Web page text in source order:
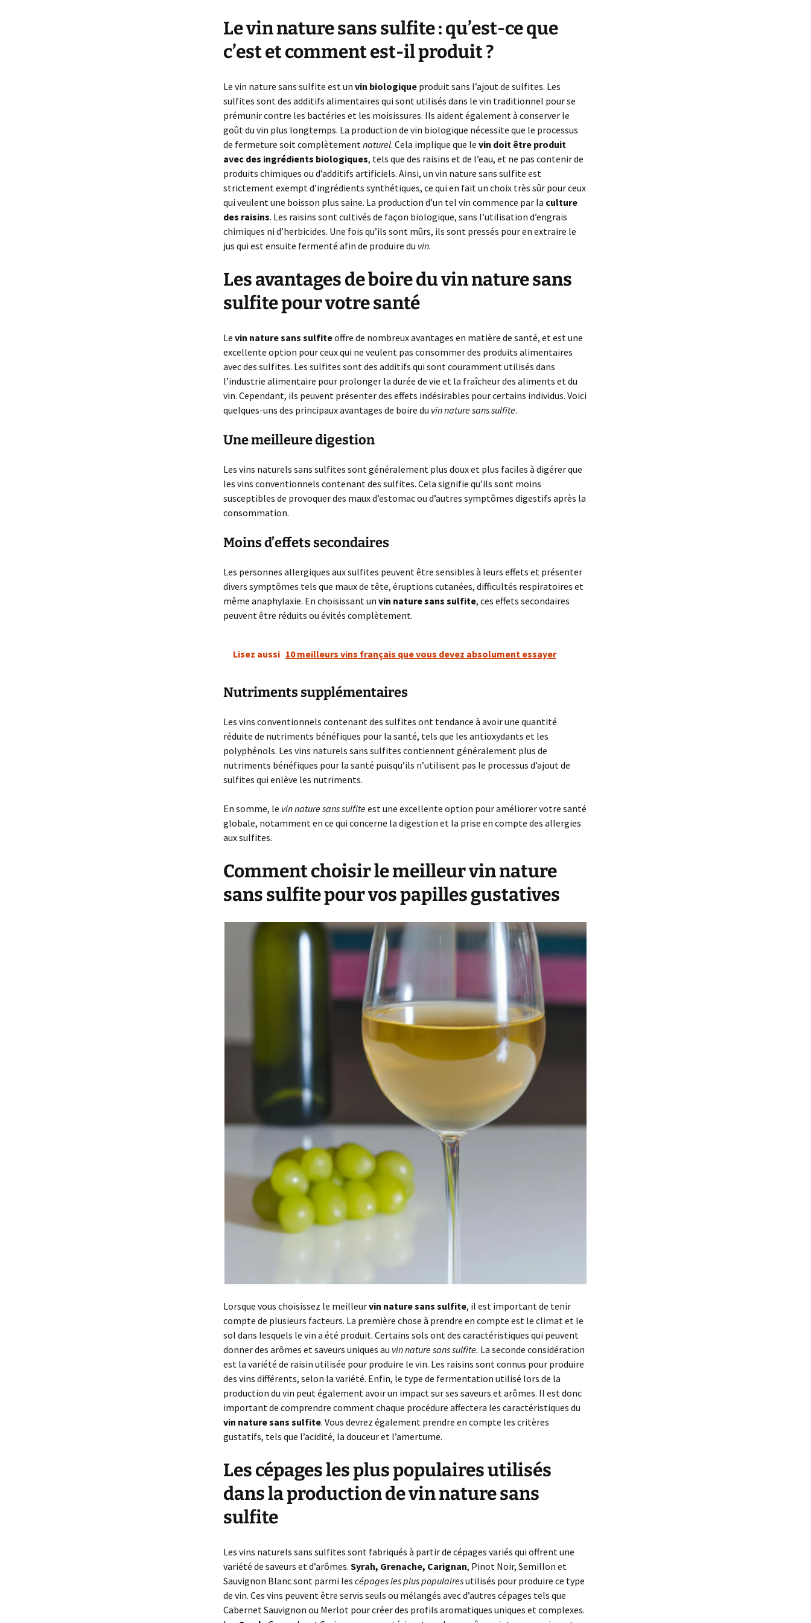
Le vin nature sans sulfite : qu’est-ce que
c’est et comment est-il produit ?
Le vin nature sans sulfite est un vin biologique produit sans l’ajout de sulfites. Les
sulfites sont des additifs alimentaires qui sont utilisés dans le vin traditionnel pour se
prémunir contre les bactéries et les moisissures. Ils aident également à conserver le
goût du vin plus longtemps. La production de vin biologique nécessite que le processus
de fermeture soit complètementnaturel. Cela implique que le vin doit être produit
avec des ingrédients biologiques, tels que des raisins et de l’eau, et ne pas contenir de
produits chimiques ou d’additifs artificiels. Ainsi, un vin nature sans sulfite est
strictement exempt d’ingrédients synthétiques, ce qui en fait un choix très sûr pour ceux
qui veulent une boisson plus saine. La production d’un tel vin commence par la culture
des raisins. Les raisins sont cultivés de façon biologique, sans l’utilisation d’engrais
chimiques ni d’herbicides. Une fois qu’ils sont mûrs, ils sont pressés pour en extraire le
jus qui est ensuite fermenté afin de produire du vin.
Les avantages de boire du vin nature sans
sulfite pour votre santé
Le vin nature sans sulfiteoffre de nombreux avantages en matière de santé, et est une
excellente option pour ceux qui ne veulent pas consommer des produits alimentaires
avec des sulfites. Les sulfites sont des additifs qui sont couramment utilisés dans
l’industrie alimentaire pour prolonger la durée de vie et la fraîcheur des aliments et du
vin. Cependant, ils peuvent présenter des effets indésirables pour certains individus. Voici
quelques-uns des principaux avantages de boire du vin nature sans sulfite.
Une meilleure digestion
Les vins naturels sans sulfites sont généralement plus doux et plus faciles à digérer que
les vins conventionnels contenant des sulfites. Cela signifie qu’ils sont moins
susceptibles de provoquer des maux d’estomac ou d’autres symptômes digestifs après la
consommation.
Moins d’effets secondaires
Les personnes allergiques aux sulfites peuvent être sensibles à leurs effets et présenter
divers symptômes tels que maux de tête, éruptions cutanées, difficultés respiratoires et
même anaphylaxie. En choisissant un vin nature sans sulfite, ces effets secondaires
peuvent être réduits ou évités complètement.
Lisez aussi 10 meilleurs vins français que vous devez absolument essayer
Nutriments supplémentaires
Les vins conventionnels contenant des sulfites ont tendance à avoir une quantité
réduite de nutriments bénéfiques pour la santé, tels que les antioxydants et les
polyphénols. Les vins naturels sans sulfites contiennent généralement plus de
nutriments bénéfiques pour la santé puisqu’ils n’utilisent pas le processus d’ajout de
sulfites qui enlève les nutriments.
En somme, le vin nature sans sulfiteest une excellente option pour améliorer votre santé
globale, notamment en ce qui concerne la digestion et la prise en compte des allergies
aux sulfites.
Comment choisir le meilleur vin nature
sans sulfite pour vos papilles gustatives
Lorsque vous choisissez le meilleurvin nature sans sulfite, il est important de tenir
compte de plusieurs facteurs. La première chose à prendre en compte est le climat et le
sol dans lesquels le vin a été produit. Certains sols ont des caractéristiques qui peuvent
donner des arômes et saveurs uniques au vin nature sans sulfite. La seconde considération
est la variété de raisin utilisée pour produire le vin. Les raisins sont connus pour produire
des vins différents, selon la variété. Enfin, le type de fermentation utilisé lors de la
production du vin peut également avoir un impact sur ses saveurs et arômes. Il est donc
important de comprendre comment chaque procédure affectera les caractéristiques du
vin nature sans sulfite. Vous devrez également prendre en compte les critères
gustatifs, tels que l’acidité, la douceur et l’amertume.
Les cépages les plus populaires utilisés
dans la production de vin nature sans
sulfite
Les vins naturels sans sulfites sont fabriqués à partir de cépages variés qui offrent une
variété de saveurs et d’arômes. Syrah, Grenache, Carignan, Pinot Noir, Semillon et
Sauvignon Blanc sont parmi les cépages les plus populairesutilisés pour produire ce type
de vin. Ces vins peuvent être servis seuls ou mélangés avec d’autres cépages tels que
Cabernet Sauvignon ou Merlot pour créer des profils aromatiques uniques et complexes.